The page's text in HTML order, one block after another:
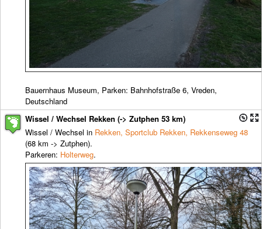
Bauernhaus Museum, Parken: Bahnhofstraße 6, Vreden,
Deutschland
Wissel / Wechsel Rekken (-> Zutphen 53 km)
Wissel / Wechsel in Rekken, Sportclub Rekken, Rekkenseweg 48
(68 km -> Zutphen).
Parkeren: Holterweg.